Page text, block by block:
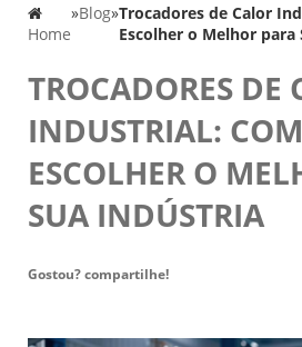
Home
»Blog»Trocadores de Calor
Escolher o Melhor
TROCADORES DE
INDUSTRIAL:
ESCOLHER O
SUA INDÚSTRIA
Gostou? compartilhe!